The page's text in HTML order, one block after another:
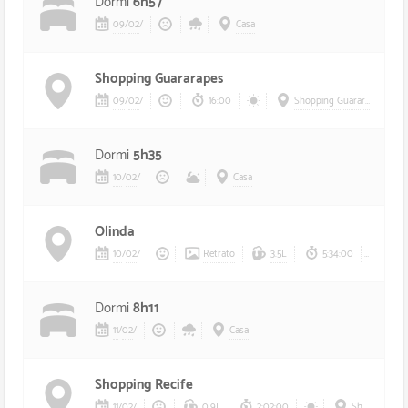
09/02/ Casa
Shopping Guararapes
09/02/ 16:00 Shopping Guararapes
Dormi5h35
10/02/ Casa
Olinda
10/02/ Retrato 3.5L 5:34:00
Dormi8h11
11/02/ Casa
Shopping Recife